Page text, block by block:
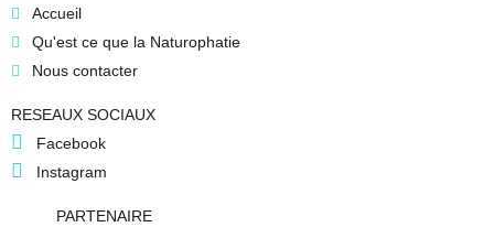
Accueil
Qu'est ce que la Naturophatie
Nous contacter
RESEAUX SOCIAUX
Facebook
Instagram
PARTENAIRE